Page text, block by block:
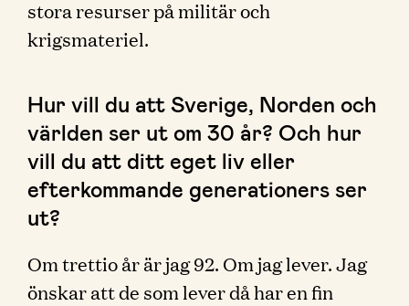
stora resurser på militär och
krigsmateriel.
Hur vill du att Sverige, Norden och
världen ser ut om 30 år? Och hur
vill du att ditt eget liv eller
efterkommande generationers ser
ut?
Om trettio år är jag 92. Om jag lever. Jag
önskar att de som lever då har en fin